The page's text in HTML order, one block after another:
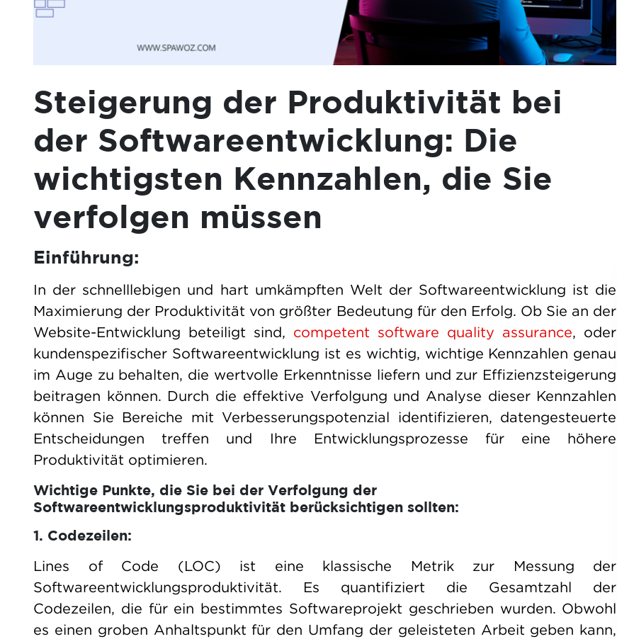
Steigerung der Produktivität bei
der Softwareentwicklung: Die
wichtigsten Kennzahlen, die Sie
verfolgen müssen
Einführung:
In der schnelllebigen und hart umkämpften Welt der Softwareentwicklung ist die
Maximierung der Produktivität von größter Bedeutung für den Erfolg. Ob Sie an der
Website-Entwicklung beteiligt sind, competent software quality assurance, oder
kundenspezifischer Softwareentwicklung ist es wichtig, wichtige Kennzahlen genau
im Auge zu behalten, die wertvolle Erkenntnisse liefern und zur Effizienzsteigerung
beitragen können. Durch die effektive Verfolgung und Analyse dieser Kennzahlen
können Sie Bereiche mit Verbesserungspotenzial identifizieren, datengesteuerte
Entscheidungen treffen und Ihre Entwicklungsprozesse für eine höhere
Produktivität optimieren.
Wichtige Punkte, die Sie bei der Verfolgung der
Softwareentwicklungsproduktivität berücksichtigen sollten:
1. Codezeilen:
Lines of Code (LOC) ist eine klassische Metrik zur Messung der
Softwareentwicklungsproduktivität. Es quantifiziert die Gesamtzahl der
Codezeilen, die für ein bestimmtes Softwareprojekt geschrieben wurden. Obwohl
es einen groben Anhaltspunkt für den Umfang der geleisteten Arbeit geben kann,